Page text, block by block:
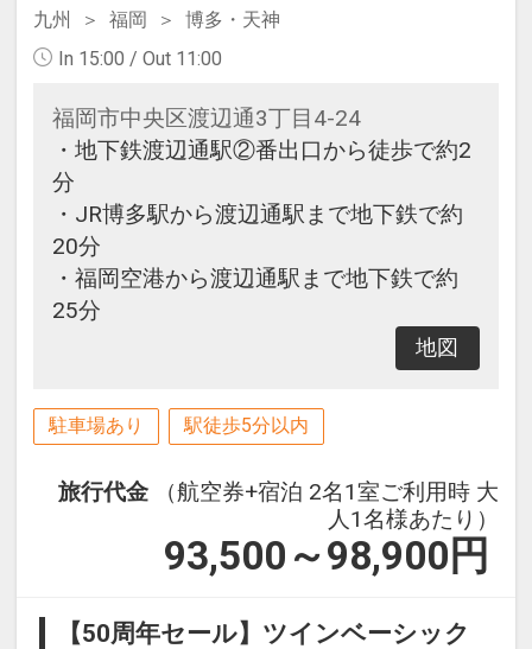
九州 福岡
博多・天神
In 15:00 / Out 11:00
福岡市中央区渡辺通3丁目4-24
・地下鉄渡辺通駅②番出口から徒歩で約2
分
・JR博多駅から渡辺通駅まで地下鉄で約
20分
・福岡空港から渡辺通駅まで地下鉄で約
25分
地図
駐車場あり 駅徒歩5分以内
旅行代金
（航空券+宿泊 2名1室ご利用時 大
人1名様あたり）
93,500～98,900 円
【50周年セール】ツインベーシック